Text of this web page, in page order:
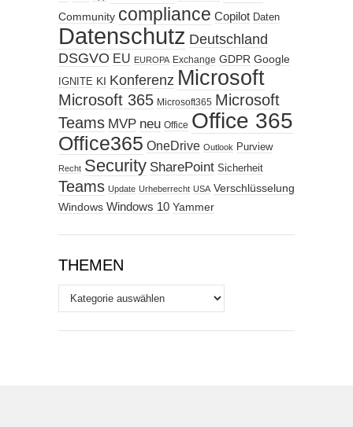
Community compliance Copilot Daten
Datenschutz Deutschland
DSGVO EU EUROPA Exchange GDPR Google
IGNITE KI Konferenz Microsoft
Microsoft 365 Microsoft365 Microsoft
Teams MVP neu Office Office 365
Office365 OneDrive Outlook Purview
Recht Security SharePoint Sicherheit
Teams Update Urheberrecht USA Verschlüsselung
Windows Windows 10 Yammer
THEMEN
Themen